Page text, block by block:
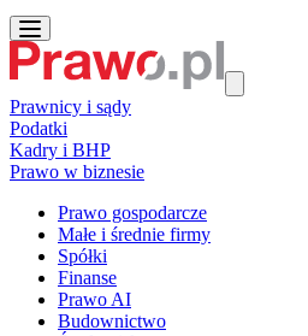
Prawnicy i sądy
Podatki
Kadry i BHP
Prawo w biznesie
Prawo gospodarcze
Małe i średnie firmy
Spółki
Finanse
Prawo AI
Budownictwo